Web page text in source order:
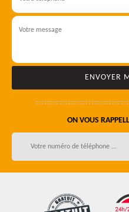
ON VOUS